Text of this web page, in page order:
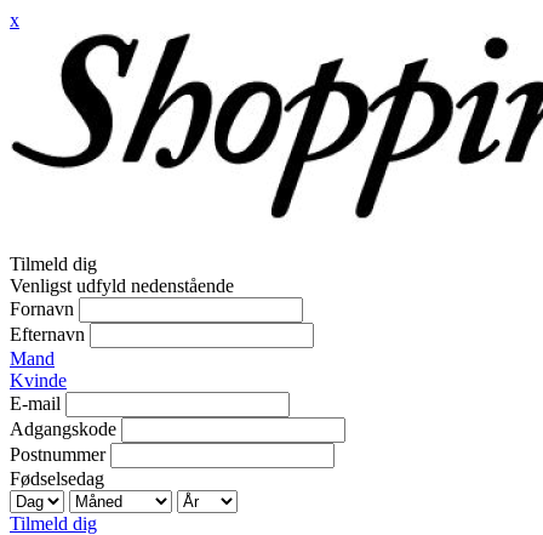
x
Tilmeld dig
Venligst udfyld nedenstående
Fornavn
Efternavn
Mand
Kvinde
E-mail
Adgangskode
Postnummer
Fødselsedag
Tilmeld dig